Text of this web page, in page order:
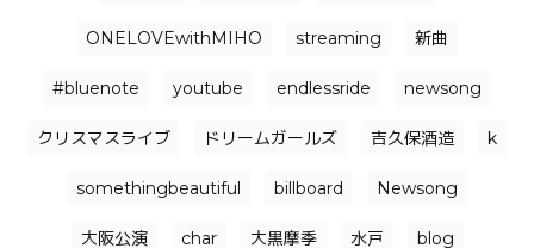
ONELOVEwithMIHO streaming 新曲
#bluenote youtube endlessride newsong
クリスマスライブ ドリームガールズ 吉久保酒造 k
somethingbeautiful billboard Newsong
大阪公演 char 大黒摩季 水戸 blog